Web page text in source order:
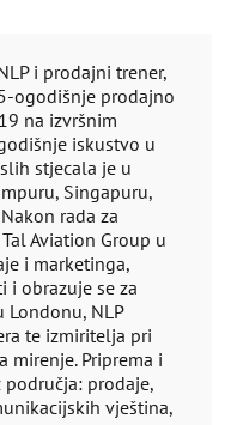
i prodajni trener,
ogodišnje prodajno
na izvršnim
iskustvo u
stjecala je u
Singapuru,
rada za
Aviation Group u
i marketinga,
i obrazuje se za
Londonu, NLP
te izmiritelja pri
mirenje. Priprema i
prodaje,
vještina,